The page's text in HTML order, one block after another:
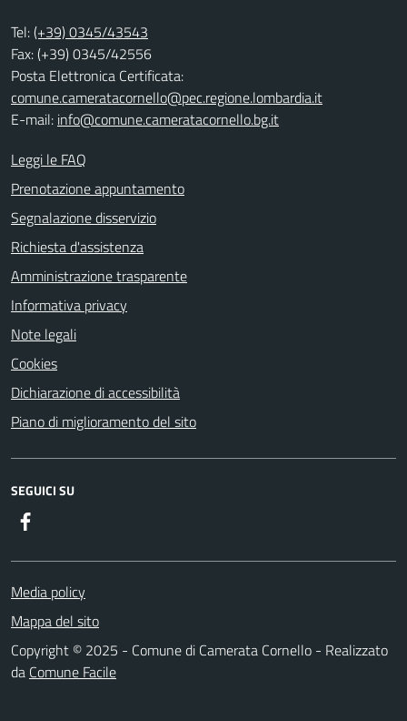
Tel:(+39) 0345/43543
Fax: (+39) 0345/42556
Posta Elettronica Certificata:
comune.cameratacornello@pec.regione.lombardia.it
E-mail: info@comune.cameratacornello.bg.it
Leggi le FAQ
Prenotazione appuntamento
Segnalazione disservizio
Richiesta d'assistenza
Amministrazione trasparente
Informativa privacy
Note legali
Cookies
Dichiarazione di accessibilità
Piano di miglioramento del sito
SEGUICI SU
Media policy
Mappa del sito
Copyright © 2025 - Comune di Camerata Cornello - Realizzato
da Comune Facile